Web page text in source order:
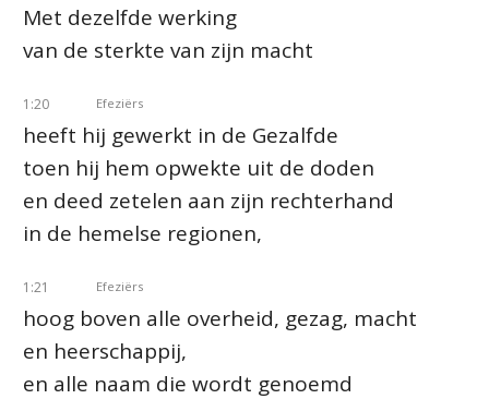
Met dezelfde werking
van de sterkte van zijn macht
1:20 Efeziërs
heeft hij gewerkt in de Gezalfde
toen hij hem opwekte uit de doden
en deed zetelen aan zijn rechterhand
in de hemelse regionen,
1:21 Efeziërs
hoog boven alle overheid, gezag, macht
en heerschappij,
en alle naam die wordt genoemd